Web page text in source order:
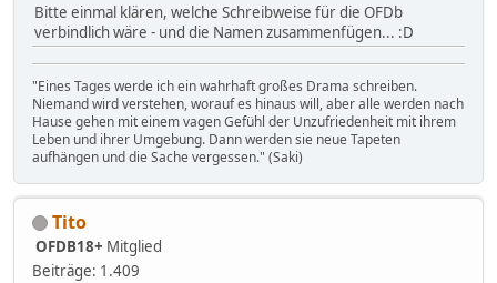
Bitte einmal klären, welche Schreibweise für die OFDb
verbindlich wäre - und die Namen zusammenfügen... :D
"Eines Tages werde ich ein wahrhaft großes Drama schreiben.
Niemand wird verstehen, worauf es hinaus will, aber alle werden nach
Hause gehen mit einem vagen Gefühl der Unzufriedenheit mit ihrem
Leben und ihrer Umgebung. Dann werden sie neue Tapeten
aufhängen und die Sache vergessen." (Saki)
Tito
OFDB18+ Mitglied
Beiträge: 1.409